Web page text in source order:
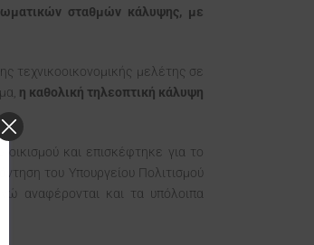
σταθμών κάλυψης, με
τεχνικοοικονομικής μελέτης σε
η καθολική τηλεοπτική κάλυψη
και επισκέφτηκε για το
του Υπουργείου Πολιτισμού
αναφέρονται και τα υπόλοιπα